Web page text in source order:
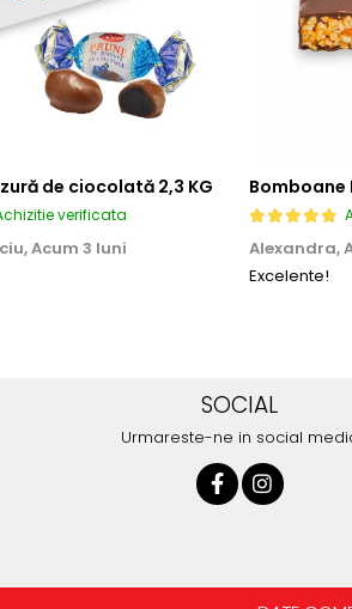
de ciocolată 2,3 KG
verificata
Acum 3 luni Alexandra,
Excelente!
SOCIAL
Urmareste-ne in social